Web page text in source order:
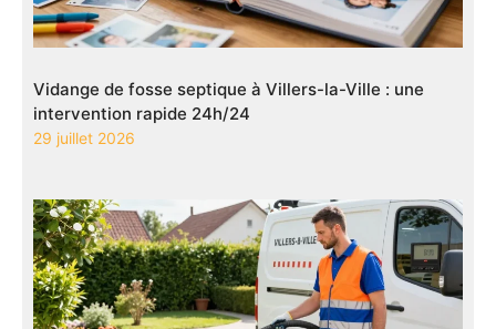
Vidange de fosse septique à Villers-la-Ville : une
intervention rapide 24h/24
29 juillet 2026